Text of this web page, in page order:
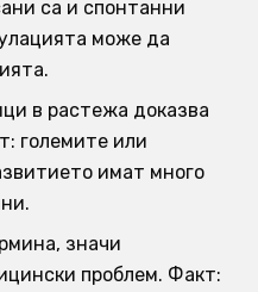
са и спонтанни
може да
в растежа доказва
големите или
имат много
значи
проблем. Факт: